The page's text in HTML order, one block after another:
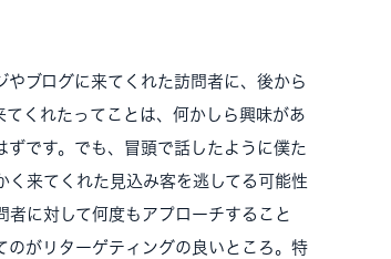
ブログに来てくれた訪問者に、後から
くれたってことは、何かしら興味があ
です。でも、冒頭で話したように僕た
来てくれた見込み客を逃してる可能性
に対して何度もアプローチすること
のがリターゲティングの良いところ。特